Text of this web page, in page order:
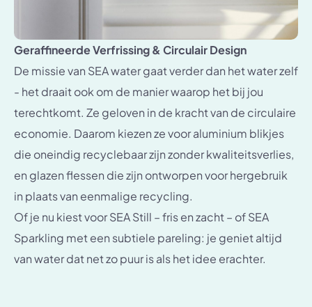
Geraffineerde Verfrissing & Circulair Design
De missie van SEA water gaat verder dan het water zelf
- het draait ook om de manier waarop het bij jou
terechtkomt. Ze geloven in de kracht van de circulaire
economie. Daarom kiezen ze voor aluminium blikjes
die oneindig recyclebaar zijn zonder kwaliteitsverlies,
en glazen flessen die zijn ontworpen voor hergebruik
in plaats van eenmalige recycling.
Of je nu kiest voor SEA Still – fris en zacht – of SEA
Sparkling met een subtiele pareling: je geniet altijd
van water dat net zo puur is als het idee erachter.